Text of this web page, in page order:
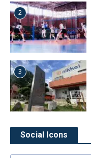
2
3
Social Icons